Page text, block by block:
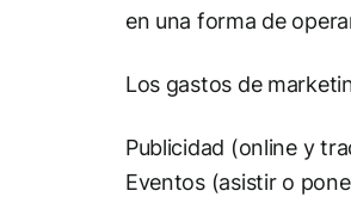
en una forma de
Los gastos de
Publicidad (online y
Eventos (asistir o